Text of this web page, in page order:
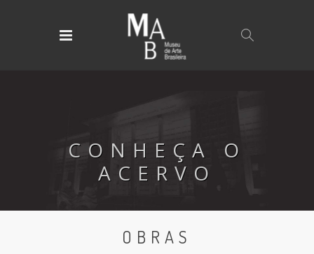
CONHEÇA O
ACERVO
OBRAS